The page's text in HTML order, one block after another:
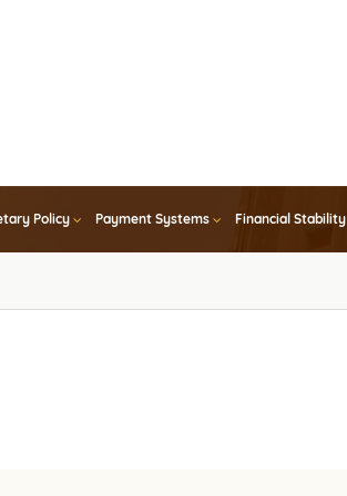
Policy Payment Systems Financial Stability